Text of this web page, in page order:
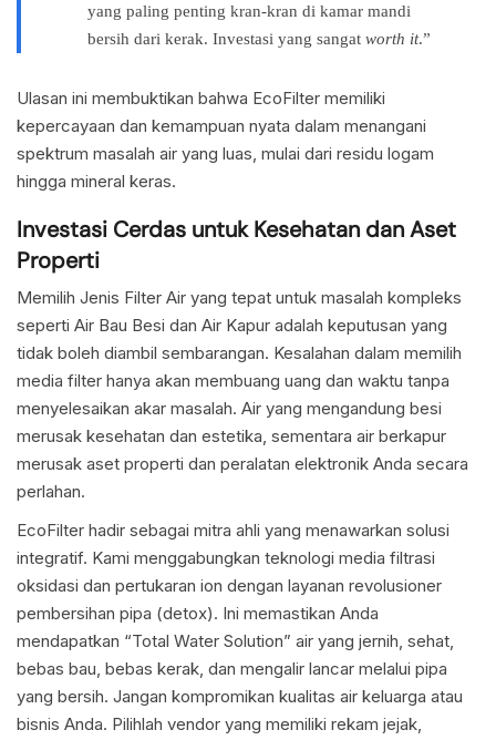
yang paling penting kran-kran di kamar mandi
bersih dari kerak. Investasi yang sangat worth it.”
Ulasan ini membuktikan bahwa EcoFilter memiliki
kepercayaan dan kemampuan nyata dalam menangani
spektrum masalah air yang luas, mulai dari residu logam
hingga mineral keras.
Investasi Cerdas untuk Kesehatan dan Aset
Properti
Memilih Jenis Filter Air yang tepat untuk masalah kompleks
seperti Air Bau Besi dan Air Kapur adalah keputusan yang
tidak boleh diambil sembarangan. Kesalahan dalam memilih
media filter hanya akan membuang uang dan waktu tanpa
menyelesaikan akar masalah. Air yang mengandung besi
merusak kesehatan dan estetika, sementara air berkapur
merusak aset properti dan peralatan elektronik Anda secara
perlahan.
EcoFilter hadir sebagai mitra ahli yang menawarkan solusi
integratif. Kami menggabungkan teknologi media filtrasi
oksidasi dan pertukaran ion dengan layanan revolusioner
pembersihan pipa (detox). Ini memastikan Anda
mendapatkan “Total Water Solution” air yang jernih, sehat,
bebas bau, bebas kerak, dan mengalir lancar melalui pipa
yang bersih. Jangan kompromikan kualitas air keluarga atau
bisnis Anda. Pilihlah vendor yang memiliki rekam jejak,